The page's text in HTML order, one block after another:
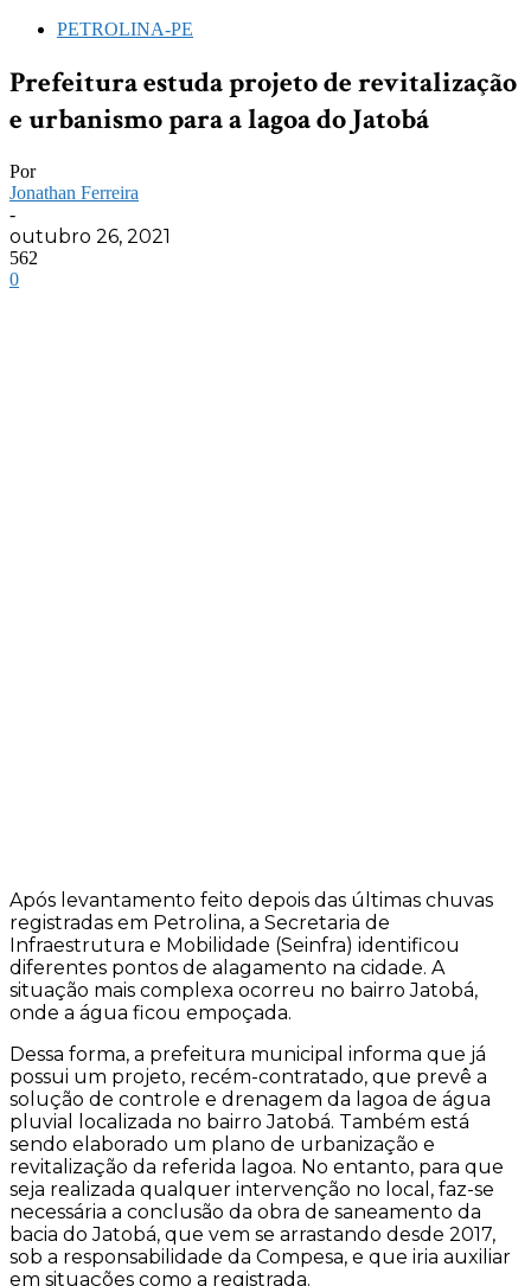
PETROLINA-PE
Prefeitura estuda projeto de revitalização
e urbanismo para a lagoa do Jatobá
Por
Jonathan Ferreira
-
outubro 26, 2021
562
0
Após levantamento feito depois das últimas chuvas
registradas em Petrolina, a Secretaria de
Infraestrutura e Mobilidade (Seinfra) identificou
diferentes pontos de alagamento na cidade. A
situação mais complexa ocorreu no bairro Jatobá,
onde a água ficou empoçada.
Dessa forma, a prefeitura municipal informa que já
possui um projeto, recém-contratado, que prevê a
solução de controle e drenagem da lagoa de água
pluvial localizada no bairro Jatobá. Também está
sendo elaborado um plano de urbanização e
revitalização da referida lagoa. No entanto, para que
seja realizada qualquer intervenção no local, faz-se
necessária a conclusão da obra de saneamento da
bacia do Jatobá, que vem se arrastando desde 2017,
sob a responsabilidade da Compesa, e que iria auxiliar
em situações como a registrada.